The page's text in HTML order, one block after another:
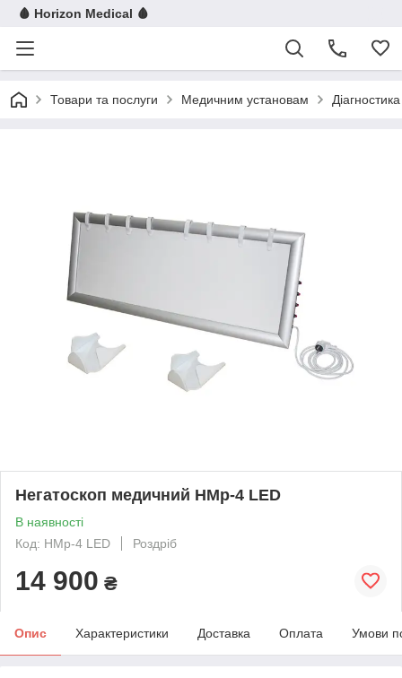
🩸 Horizon Medical 🩸
Товари та послуги Медичним установам Діагностика
Негатоскоп медичний НМр-4 LED
В наявності
Код: НМр-4 LED
Роздріб
14 900 ₴
Опис Характеристики Доставка Оплата Умови